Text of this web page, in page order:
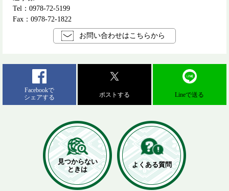
Tel：0978-72-5199
Fax：0978-72-1822
お問い合わせはこちらから
Facebookで
シェアする
ポストする Lineで送る
見つからない
ときは
よくある質問